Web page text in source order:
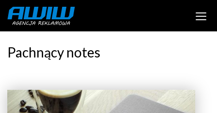
Pachnący notes